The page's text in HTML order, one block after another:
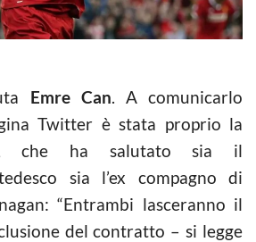
Emre Can. A comunicarlo
Twitter è stata proprio la
che ha salutato sia il
sia l’ex compagno di
“Entrambi lasceranno il
del contratto – si legge